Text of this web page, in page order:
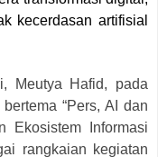
kecerdasan artifisial
Meutya Hafid, pada
“Pers, AI dan
Ekosistem Informasi
rangkaian kegiatan